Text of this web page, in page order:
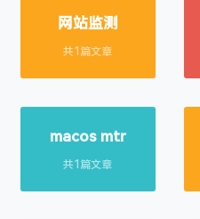
网站监测
共1篇文章
macos mtr
共1篇文章